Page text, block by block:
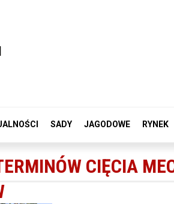
SADY JAGODOWE RYNEK
CIĘCIA